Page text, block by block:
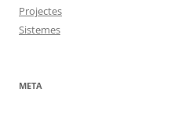
Projectes
Sistemes
META